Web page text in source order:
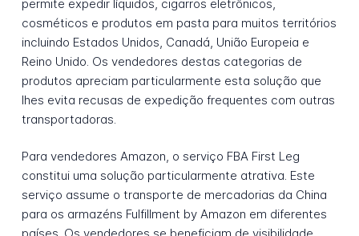
permite expedir líquidos, cigarros eletrônicos,
cosméticos e produtos em pasta para muitos territórios
incluindo Estados Unidos, Canadá, União Europeia e
Reino Unido. Os vendedores destas categorias de
produtos apreciam particularmente esta solução que
lhes evita recusas de expedição frequentes com outras
transportadoras.
Para vendedores Amazon, o serviço FBA First Leg
constitui uma solução particularmente atrativa. Este
serviço assume o transporte de mercadorias da China
para os armazéns Fulfillment by Amazon em diferentes